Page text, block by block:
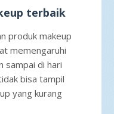
terbaik
produk makeup
memengaruhi
sampai di hari
bisa tampil
yang kurang